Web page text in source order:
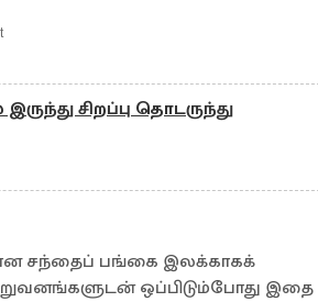
சிறப்பு தொடருந்து
சந்தைப் பங்கை இலக்காகக்
ஒப்பிடும்போது இதை